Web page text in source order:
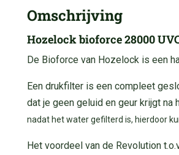
Omschrijving
Hozelock bioforce 28000
De Bioforce van Hozelock is een
Een drukfilter is een compleet
dat je geen geluid en geur krijgt na
nadat het water gefilterd is, hierdoor
Het voordeel van de Revolution